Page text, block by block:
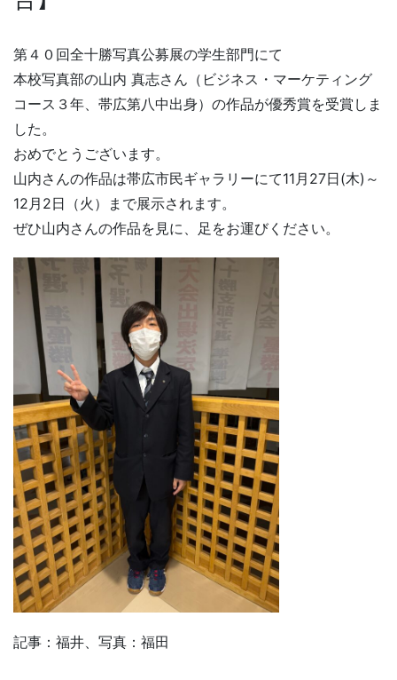
第４０回全十勝写真公募展の学生部門にて
本校写真部の山内 真志さん（ビジネス・マーケティング
コース３年、帯広第八中出身）の作品が優秀賞を受賞しま
した。
おめでとうございます。
山内さんの作品は帯広市民ギャラリーにて11月27日(木)～
12月2日（火）まで展示されます。
ぜひ山内さんの作品を見に、足をお運びください。
記事：福井、写真：福田